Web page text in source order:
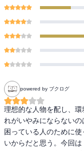
powered by ブクログ
理想的な人物を配し、
れがいやみにならない
困っている人のために
いからだと思う。今回